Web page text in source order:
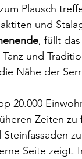
Plausch
und
, füllt das
und
Nähe der
20.000
Zeiten zu
Seite zeigt.